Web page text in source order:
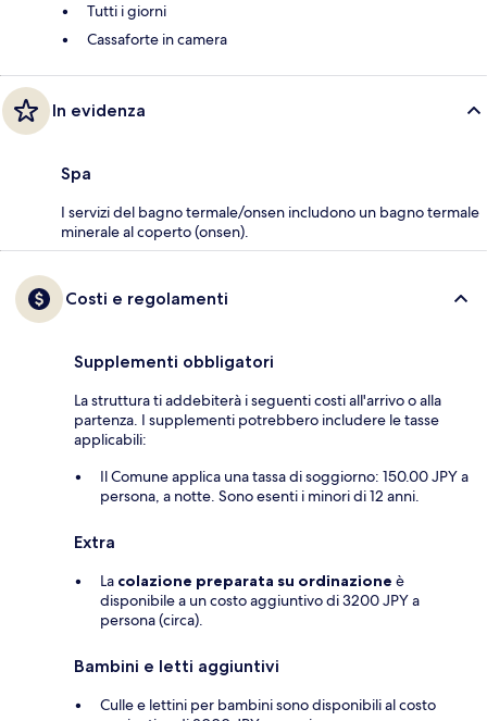
Tutti i giorni
Cassaforte in camera
In evidenza
Spa
I servizi del bagno termale/onsen includono un bagno termale
minerale al coperto (onsen).
Costi e regolamenti
Supplementi obbligatori
La struttura ti addebiterà i seguenti costi all'arrivo o alla
partenza. I supplementi potrebbero includere le tasse
applicabili:
Il Comune applica una tassa di soggiorno: 150.00 JPY a
persona, a notte. Sono esenti i minori di 12 anni.
Extra
La colazione preparata su ordinazione è
disponibile a un costo aggiuntivo di 3200 JPY a
persona (circa).
Bambini e letti aggiuntivi
Culle e lettini per bambini sono disponibili al costo